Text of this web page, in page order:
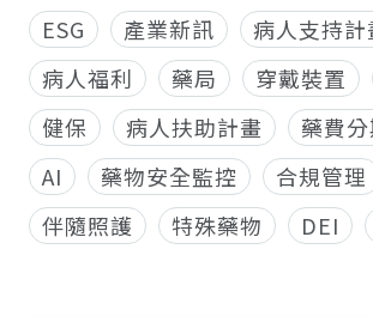
ESG
產業新訊
病人支持計
病人福利
藥局 穿戴裝置
健保
病人扶助計畫 藥費
AI
藥物安全監控
合規管理
伴隨照護
特殊藥物 DEI